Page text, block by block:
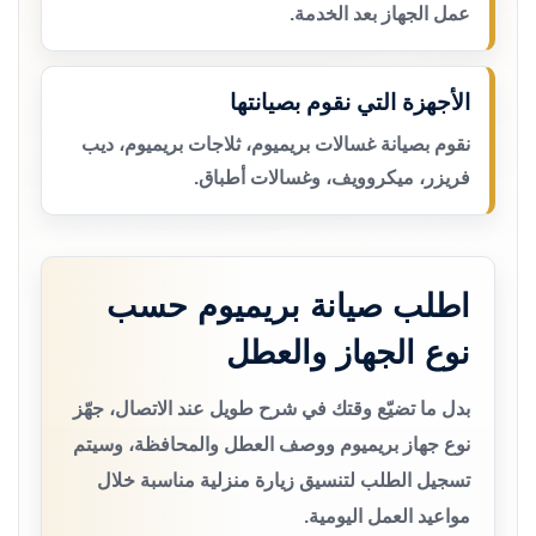
عمل الجهاز بعد الخدمة.
الأجهزة التي نقوم بصيانتها
نقوم بصيانة غسالات بريميوم، ثلاجات بريميوم، ديب
فريزر، ميكروويف، وغسالات أطباق.
اطلب صيانة بريميوم حسب
نوع الجهاز والعطل
بدل ما تضيّع وقتك في شرح طويل عند الاتصال، جهّز
نوع جهاز بريميوم ووصف العطل والمحافظة، وسيتم
تسجيل الطلب لتنسيق زيارة منزلية مناسبة خلال
مواعيد العمل اليومية.